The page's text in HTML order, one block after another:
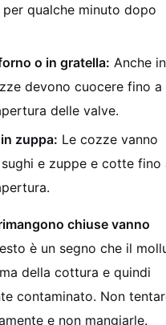
qualche minuto dopo
o in gratella: Anche
devono cuocere fino a
delle valve.
zuppa: Le cozze vanno
e zuppe e cotte fino
chiuse vanno
è un segno che il
della cottura e quindi
contaminato. Non
e non mangiarle.